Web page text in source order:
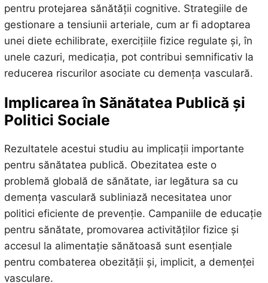
pentru protejarea sănătății cognitive. Strategiile de
gestionare a tensiunii arteriale, cum ar fi adoptarea
unei diete echilibrate, exercițiile fizice regulate și, în
unele cazuri, medicația, pot contribui semnificativ la
reducerea riscurilor asociate cu demența vasculară.
Implicarea în Sănătatea Publică și
Politici Sociale
Rezultatele acestui studiu au implicații importante
pentru sănătatea publică. Obezitatea este o
problemă globală de sănătate, iar legătura sa cu
demența vasculară subliniază necesitatea unor
politici eficiente de prevenție. Campaniile de educație
pentru sănătate, promovarea activităților fizice și
accesul la alimentație sănătoasă sunt esențiale
pentru combaterea obezității și, implicit, a demenței
vasculare.